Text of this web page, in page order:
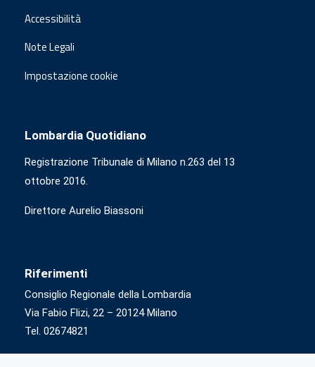
Accessibilità
Note Legali
Impostazione cookie
Lombardia Quotidiano
Registrazione Tribunale di Milano n.263 del 13
ottobre 2016.
Direttore Aurelio Biassoni
Riferimenti
Consiglio Regionale della Lombardia
Via Fabio Flizi, 22 – 20124 Milano
Tel. 02674821